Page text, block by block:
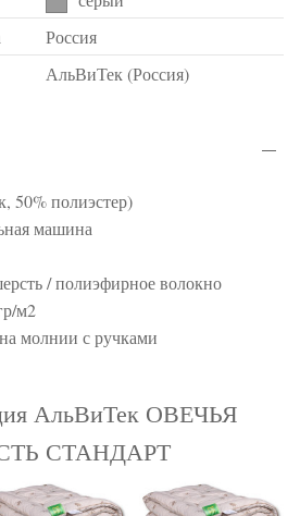
Россия
АльВиТек (Россия)
50% полиэстер)
машина
/ полиэфирное волокно
м2
молнии с ручками
АльВиТек ОВЕЧЬЯ
СТАНДАРТ